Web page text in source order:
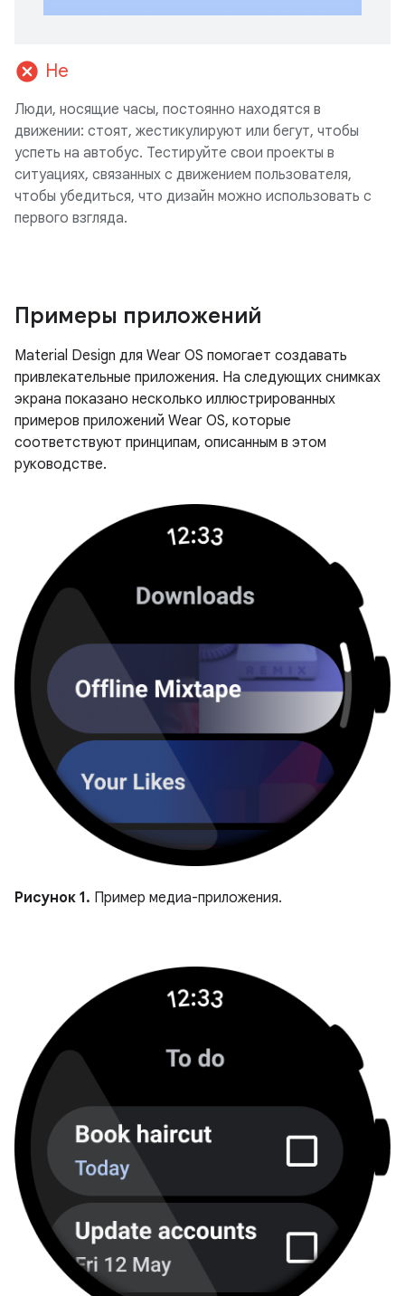
cancel Не
Люди, носящие часы, постоянно находятся в
движении: стоят, жестикулируют или бегут, чтобы
успеть на автобус. Тестируйте свои проекты в
ситуациях, связанных с движением пользователя,
чтобы убедиться, что дизайн можно использовать с
первого взгляда.
Примеры приложений
Material Design для Wear OS помогает создавать
привлекательные приложения. На следующих снимках
экрана показано несколько иллюстрированных
примеров приложений Wear OS, которые
соответствуют принципам, описанным в этом
руководстве.
Рисунок 1. Пример медиа-приложения.